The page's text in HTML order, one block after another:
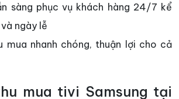
sàng phục vụ khách hàng 24/7 kể
ngày lễ
mua nhanh chóng, thuận lợi cho cả
mua tivi Samsung tại